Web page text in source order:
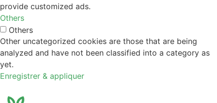
provide customized ads.
Others
Others
Other uncategorized cookies are those that are being
analyzed and have not been classified into a category as
yet.
Enregistrer & appliquer